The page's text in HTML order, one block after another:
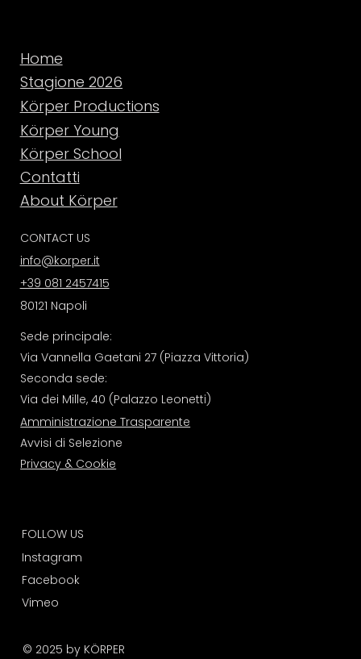
Home
Stagione 2026
Körper Productions
Körper Young
Körper School
Contatti
About Körper
FOLLOW US
Instagram
Facebook
Vimeo
CONTACT US
info@korper.it
+39 081 2457415
Sede principale:
Via Vannella Gaetani 27 (Piazza Vittoria)
Seconda sede:
Via dei Mille, 40 (Palazzo Leonetti)
Amministrazione Trasparente
Avvisi di Selezione
Privacy & Cookie
80121 Napoli
© 2025 by KÖRPER